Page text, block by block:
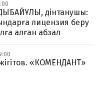
дінтанушы:
лицензия беру
алған абзал
«КОМЕНДАНТ»